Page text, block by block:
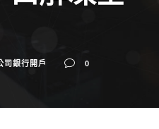
司銀行開戶 0